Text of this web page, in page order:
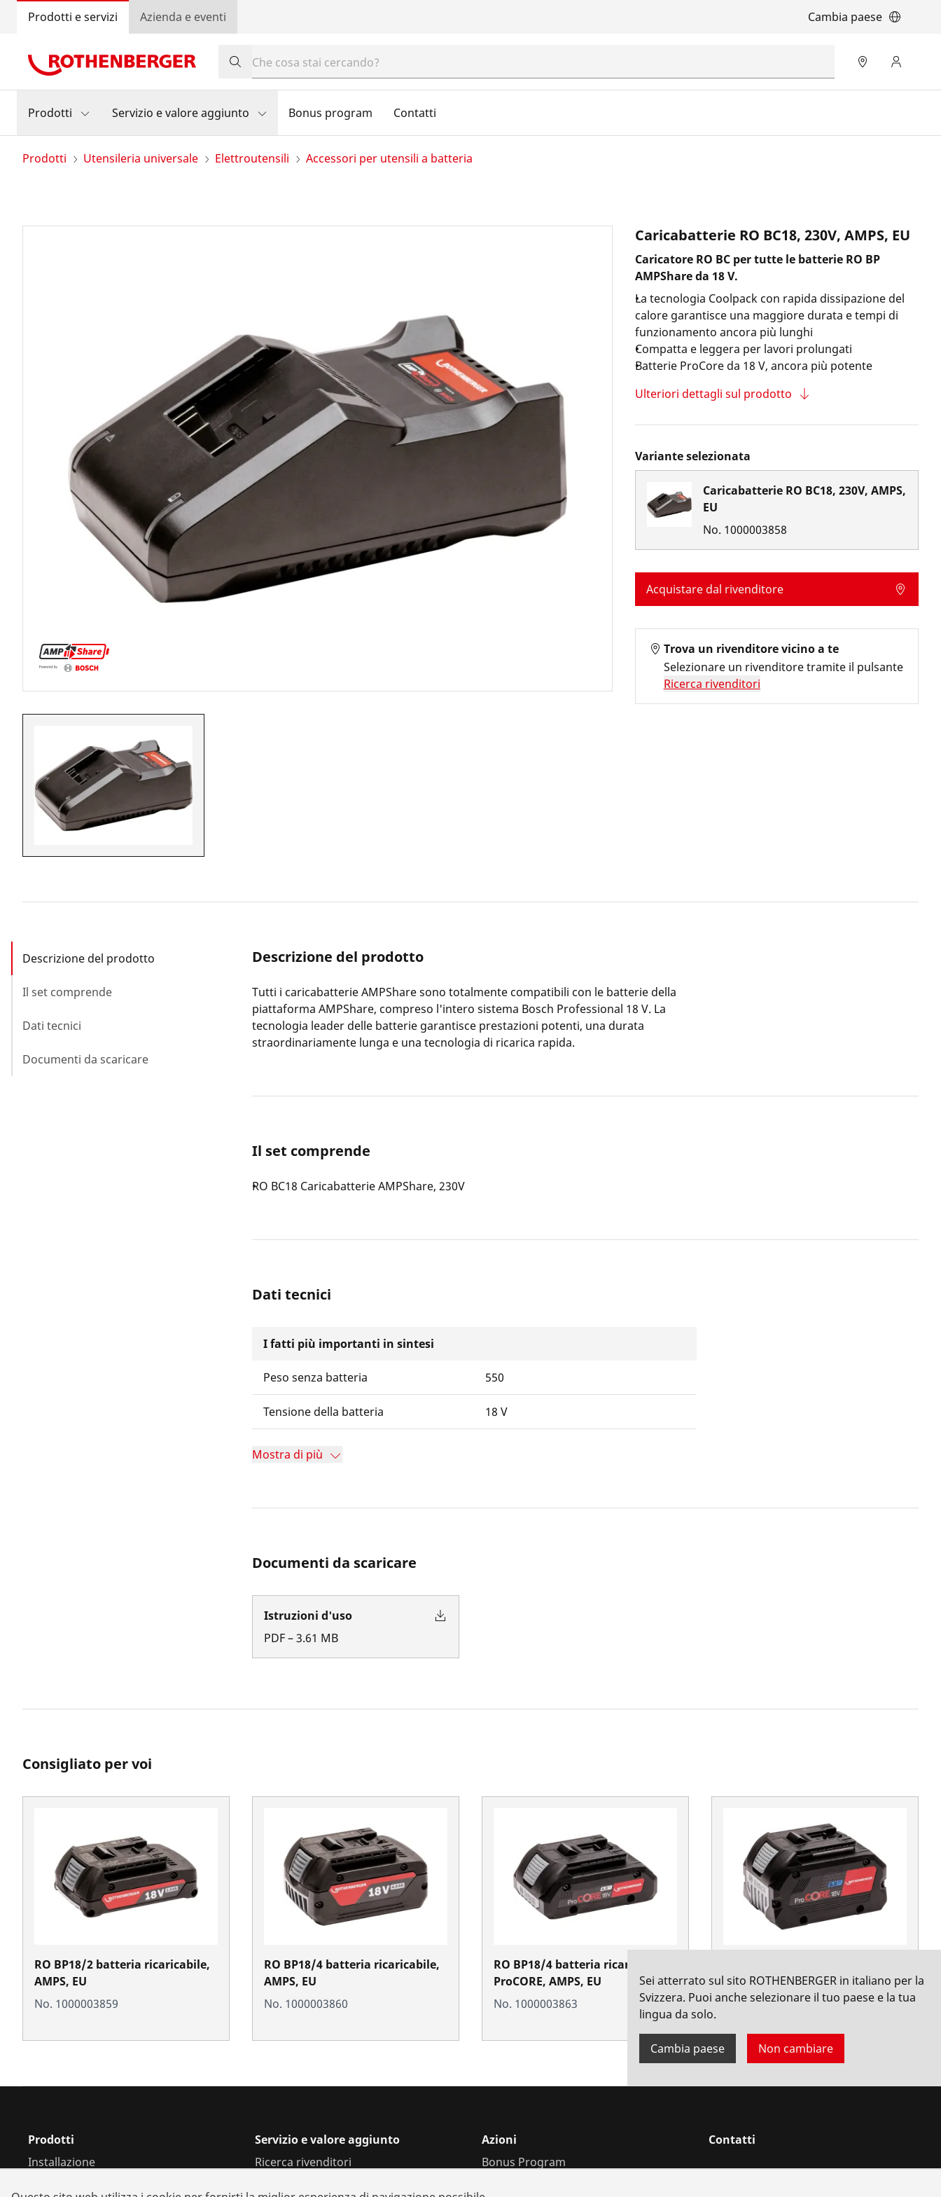
Prodotti e servizi Azienda e eventi Cambia paese
Prodotti Servizio e valore aggiunto Bonus program Contatti
Prodotti Utensileria universale Elettroutensili Accessori per utensili a batteria
Caricabatterie RO BC18, 230V, AMPS, EU
Caricatore RO BC per tutte le batterie RO BP
AMPShare da 18 V.
La tecnologia Coolpack con rapida dissipazione del
calore garantisce una maggiore durata e tempi di
funzionamento ancora più lunghi
Compatta e leggera per lavori prolungati
Batterie ProCore da 18 V, ancora più potente
Ulteriori dettagli sul prodotto
Variante selezionata
Caricabatterie RO BC18, 230V, AMPS,
EU
No. 1000003858
Acquistare dal rivenditore
Trova un rivenditore vicino a te
Selezionare un rivenditore tramite il pulsante
Ricerca rivenditori
Descrizione del prodotto
Il set comprende
Dati tecnici
Documenti da scaricare
Descrizione del prodotto
Tutti i caricabatterie AMPShare sono totalmente compatibili con le batterie della
piattaforma AMPShare, compreso l'intero sistema Bosch Professional 18 V. La
tecnologia leader delle batterie garantisce prestazioni potenti, una durata
straordinariamente lunga e una tecnologia di ricarica rapida.
Il set comprende
RO BC18 Caricabatterie AMPShare, 230V
Dati tecnici
I fatti più importanti in sintesi
Peso senza batteria 550
Tensione della batteria 18 V
Mostra di più
Documenti da scaricare
Istruzioni d'uso
PDF–3.61 MB
Consigliato per voi
RO BP18/2 batteria ricaricabile,
AMPS, EU
No. 1000003859
RO BP18/4 batteria ricaricabile,
AMPS, EU
No. 1000003860
RO BP18/4 batteria ricaricabile
ProCORE, AMPS, EU
No. 1000003863
ProCORE, AMPShare, EU
No. 1000003864
Sei atterrato sul sito ROTHENBERGER in italiano per la
Svizzera. Puoi anche selezionare il tuo paese e la tua
lingua da solo.
Cambia paese Non cambiare
Prodotti
Installazione
Servizio e valore aggiunto
Ricerca rivenditori
Azioni
Bonus Program
Contatti